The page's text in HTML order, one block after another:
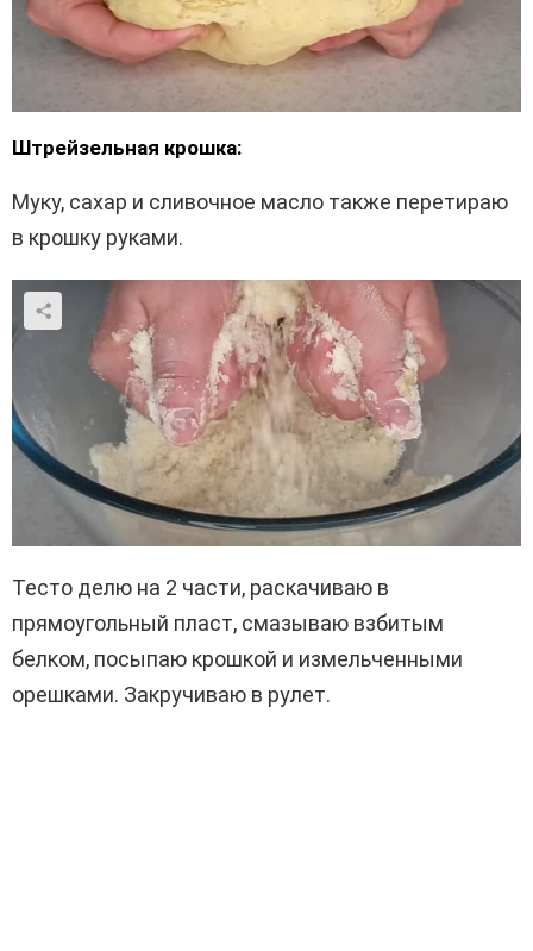
Штрейзельная крошка:
Муку, сахар и сливочное масло также перетираю
в крошку руками.
Тесто делю на 2 части, раскачиваю в
прямоугольный пласт, смазываю взбитым
белком, посыпаю крошкой и измельченными
орешками. Закручиваю в рулет.